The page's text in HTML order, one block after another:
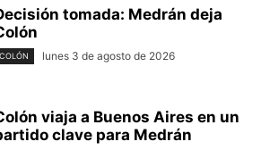
tomada: Medrán deja
COLÓN lunes 3 de agosto de 2026
viaja a Buenos Aires en un
clave para Medrán